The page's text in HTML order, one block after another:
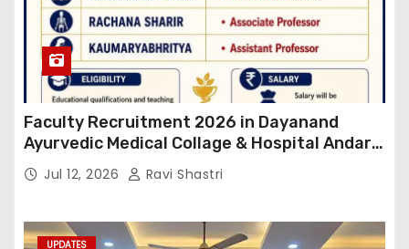
Faculty Recruitment 2026 in Dayanand
Ayurvedic Medical Collage & Hospital Andar
Road ,Siwan
Jul 12, 2026 Ravi Shastri
UPDATES